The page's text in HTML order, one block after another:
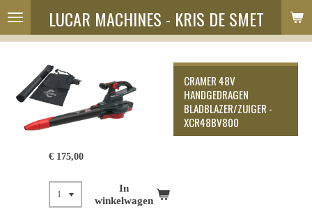
Ga
naar
hoofdinhoud
LUCAR MACHINES - KRIS DE SMET
CRAMER 48V
HANDGEDRAGEN
BLADBLAZER/ZUIGER -
XCR48BV800
€ 175,00
In
winkelwagen